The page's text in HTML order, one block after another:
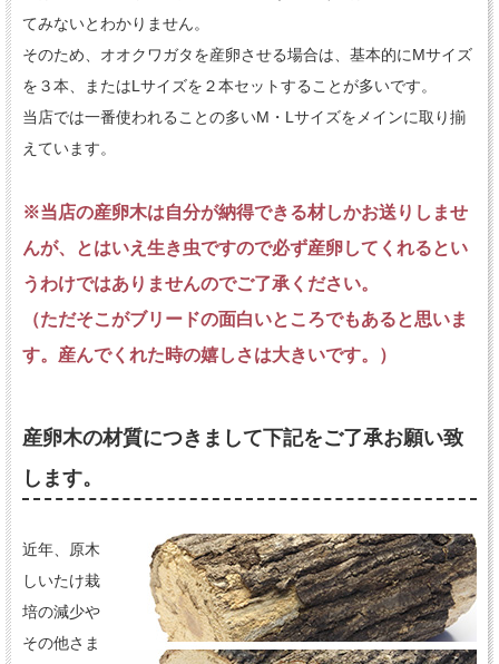
てみないとわかりません。
そのため、オオクワガタを産卵させる場合は、基本的にMサイズ
を３本、またはLサイズを２本セットすることが多いです。
当店では一番使われることの多いM・Lサイズをメインに取り揃
えています。
※当店の産卵木は自分が納得できる材しかお送りしませ
んが、とはいえ生き虫ですので必ず産卵してくれるとい
うわけではありませんのでご了承ください。
（ただそこがブリードの面白いところでもあると思いま
す。産んでくれた時の嬉しさは大きいです。）
産卵木の材質につきまして下記をご了承お願い致
します。
近年、原木
しいたけ栽
培の減少や
その他さま